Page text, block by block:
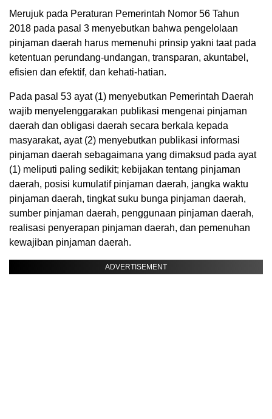
Merujuk pada Peraturan Pemerintah Nomor 56 Tahun
2018 pada pasal 3 menyebutkan bahwa pengelolaan
pinjaman daerah harus memenuhi prinsip yakni taat pada
ketentuan perundang-undangan, transparan, akuntabel,
efisien dan efektif, dan kehati-hatian.
Pada pasal 53 ayat (1) menyebutkan Pemerintah Daerah
wajib menyelenggarakan publikasi mengenai pinjaman
daerah dan obligasi daerah secara berkala kepada
masyarakat, ayat (2) menyebutkan publikasi informasi
pinjaman daerah sebagaimana yang dimaksud pada ayat
(1) meliputi paling sedikit; kebijakan tentang pinjaman
daerah, posisi kumulatif pinjaman daerah, jangka waktu
pinjaman daerah, tingkat suku bunga pinjaman daerah,
sumber pinjaman daerah, penggunaan pinjaman daerah,
realisasi penyerapan pinjaman daerah, dan pemenuhan
kewajiban pinjaman daerah.
ADVERTISEMENT